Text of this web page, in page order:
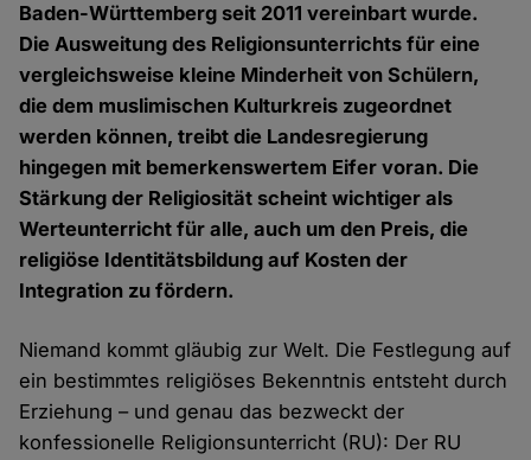
Baden-Württemberg seit 2011 vereinbart wurde.
Die Ausweitung des Religionsunterrichts für eine
vergleichsweise kleine Minderheit von Schülern,
die dem muslimischen Kulturkreis zugeordnet
werden können, treibt die Landesregierung
hingegen mit bemerkenswertem Eifer voran. Die
Stärkung der Religiosität scheint wichtiger als
Werteunterricht für alle, auch um den Preis, die
religiöse Identitätsbildung auf Kosten der
Integration zu fördern.
Niemand kommt gläubig zur Welt. Die Festlegung auf
ein bestimmtes religiöses Bekenntnis entsteht durch
Erziehung – und genau das bezweckt der
konfessionelle Religionsunterricht (RU): Der RU